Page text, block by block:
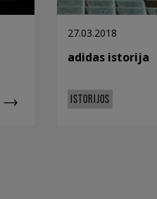
27.03.2018
adidas istorija
ISTORIJOS